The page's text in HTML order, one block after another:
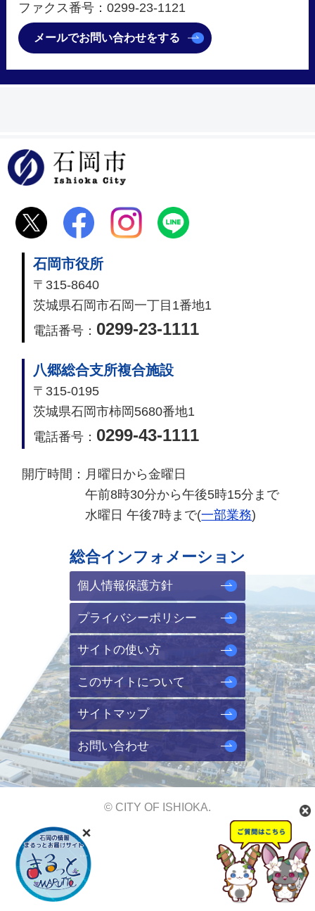
ファクス番号：0299-23-1121
メールでお問い合わせをする
石岡市役所
〒315-8640
茨城県石岡市石岡一丁目1番地1
電話番号： 0299-23-1111
八郷総合支所複合施設
〒315-0195
茨城県石岡市柿岡5680番地1
電話番号： 0299-43-1111
開庁時間： 月曜日から金曜日
午前8時30分から午後5時15分まで
水曜日 午後7時まで(一部業務)
総合インフォメーション
個人情報保護方針
プライバシーポリシー
サイトの使い方
このサイトについて
サイトマップ
お問い合わせ
© CITY OF ISHIOKA.